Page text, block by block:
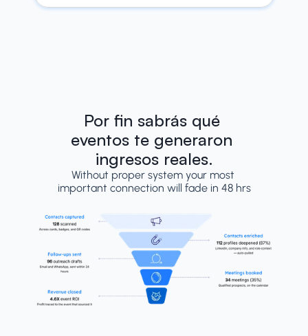
Por fin sabrás qué
eventos te generaron
ingresos reales.
Without proper system your most
important connection will fade in 48 hrs